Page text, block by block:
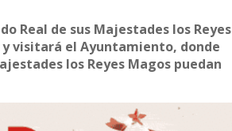
Real de sus Majestades los Reyes
visitará el Ayuntamiento, donde
los Reyes Magos puedan